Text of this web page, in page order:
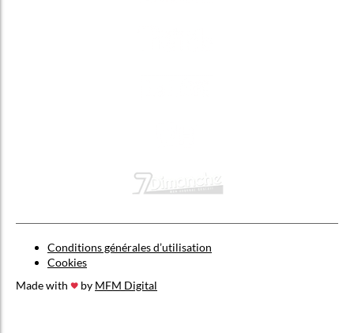
Conditions générales d’utilisation
Cookies
Made with
by MFM Digital